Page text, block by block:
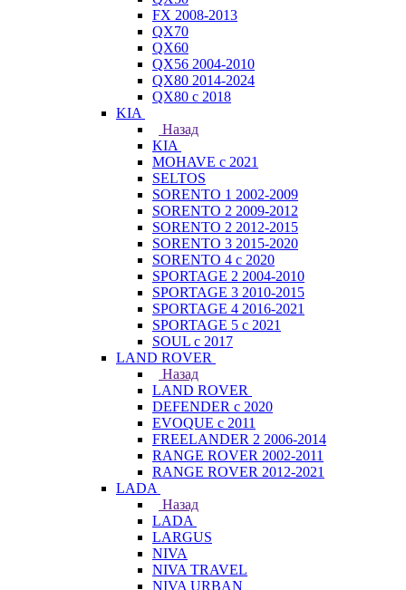
FX 2008-2013
QX70
QX60
QX56 2004-2010
QX80 2014-2024
QX80 c 2018
KIA
Назад
KIA
MOHAVE с 2021
SELTOS
SORENTO 1 2002-2009
SORENTO 2 2009-2012
SORENTO 2 2012-2015
SORENTO 3 2015-2020
SORENTO 4 с 2020
SPORTAGE 2 2004-2010
SPORTAGE 3 2010-2015
SPORTAGE 4 2016-2021
SPORTAGE 5 с 2021
SOUL с 2017
LAND ROVER
Назад
LAND ROVER
DEFENDER с 2020
EVOQUE с 2011
FREELANDER 2 2006-2014
RANGE ROVER 2002-2011
RANGE ROVER 2012-2021
LADA
Назад
LADA
LARGUS
NIVA
NIVA TRAVEL
NIVA URBAN